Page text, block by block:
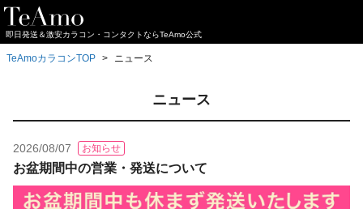
即日発送＆激安カラコン・コンタクトならTeAmo公式
TeAmoカラコンTOP ニュース
ニュース
2026/08/07 お知らせ
お盆期間中の営業・発送について